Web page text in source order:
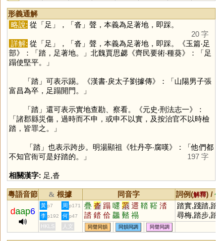
形義通解
略說: 從「 足 」，「 沓 」聲，本義為足著地，即踩。
20 字
詳解: 從「 足 」，「 沓 」聲，本義為足著地，即踩。《玉篇‧足
部》：「踏，足著地。」北魏賈思勰《齊民要術‧種葵》：「足
蹋使堅平。」
「 踏 」可表示踢。《漢書‧戾太子劉據傳》：「山陽男子張
富昌為卒，足蹋開門。」
「 踏 」還可表示實地查勘、察看。《元史‧刑法志一》：
「諸郡縣災傷，過時而不申，或申不以實，及按治官不以時檢
踏，皆罪之。」
「 踏 」也表示跨步。明湯顯祖《牡丹亭‧腐嘆》：「他們都
不知官衙可是好踏的。」
197 字
相關漢字: 足,沓
粵語音節 & 根據 同音字 詞例(解釋) /
daap6
黃 p7 周 p171 疊 沓 蹋 嚃 眔 遝 鞜 鞳 涾
誻 錔 佮 龘 濌 禢
踏實,踐踏,踏
尋梅,踏步,踏
青,踏板,踏勘,
踏腳石,踩踏
李 p192 何 p47
HKLS 人文 同聲同韻 同韻同調 同聲同調